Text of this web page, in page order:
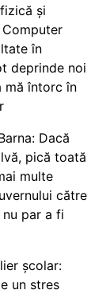
și
în
deprinde noi
mă întorc în
Dacă
pică toată
multe
către
par a fi
școlar:
un stres